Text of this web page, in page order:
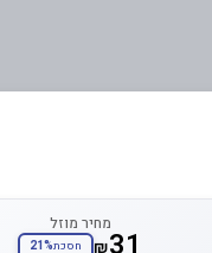
מחיר מוזל
₪ חסכת21%